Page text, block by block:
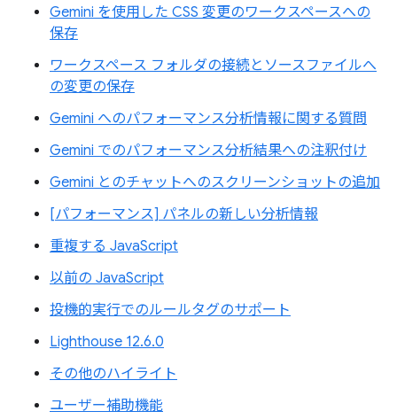
Gemini を使用した CSS 変更のワークスペースへの
保存
ワークスペース フォルダの接続とソースファイルへ
の変更の保存
Gemini へのパフォーマンス分析情報に関する質問
Gemini でのパフォーマンス分析結果への注釈付け
Gemini とのチャットへのスクリーンショットの追加
[パフォーマンス] パネルの新しい分析情報
重複する JavaScript
以前の JavaScript
投機的実行でのルールタグのサポート
Lighthouse 12.6.0
その他のハイライト
ユーザー補助機能